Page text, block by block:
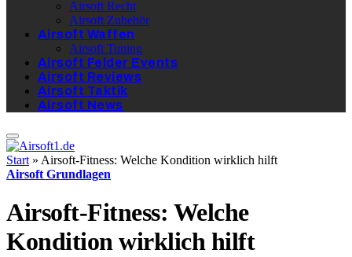
Airsoft Recht
Airsoft Zubehör
Airsoft Waffen
Airsoft Tuning
Airsoft Felder Events
Airsoft Reviews
Airsoft Taktik
Airsoft News
Start » Airsoft-Fitness: Welche Kondition wirklich hilft
Airsoft Grundlagen
Airsoft-Fitness: Welche
Kondition wirklich hilft